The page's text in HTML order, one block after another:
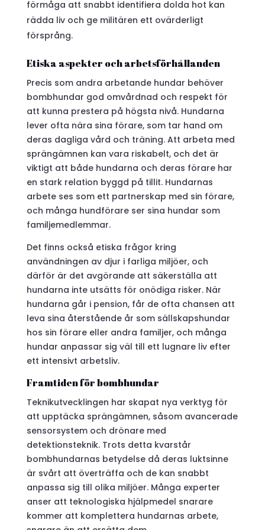
förmåga att snabbt identifiera dolda hot kan
rädda liv och ge militären ett ovärderligt
försprång.
Etiska aspekter och arbetsförhållanden
Precis som andra arbetande hundar behöver
bombhundar god omvårdnad och respekt för
att kunna prestera på högsta nivå. Hundarna
lever ofta nära sina förare, som tar hand om
deras dagliga vård och träning. Att arbeta med
sprängämnen kan vara riskabelt, och det är
viktigt att både hundarna och deras förare har
en stark relation byggd på tillit. Hundarnas
arbete ses som ett partnerskap med sin förare,
och många hundförare ser sina hundar som
familjemedlemmar.
Det finns också etiska frågor kring
användningen av djur i farliga miljöer, och
därför är det avgörande att säkerställa att
hundarna inte utsätts för onödiga risker. När
hundarna går i pension, får de ofta chansen att
leva sina återstående år som sällskapshundar
hos sin förare eller andra familjer, och många
hundar anpassar sig väl till ett lugnare liv efter
ett intensivt arbetsliv.
Framtiden för bombhundar
Teknikutvecklingen har skapat nya verktyg för
att upptäcka sprängämnen, såsom avancerade
sensorsystem och drönare med
detektionsteknik. Trots detta kvarstår
bombhundarnas betydelse då deras luktsinne
är svårt att överträffa och de kan snabbt
anpassa sig till olika miljöer. Många experter
anser att teknologiska hjälpmedel snarare
kommer att komplettera hundarnas arbete,